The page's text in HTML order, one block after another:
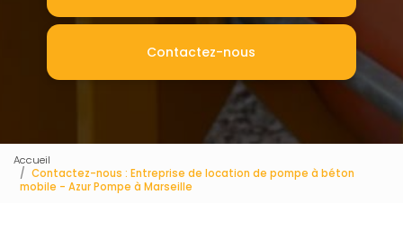
Contactez-nous
Accueil
Contactez-nous : Entreprise de location de pompe à béton
mobile - Azur Pompe à Marseille